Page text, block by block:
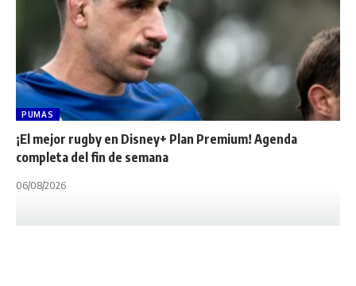
PUMAS
¡El mejor rugby en Disney+ Plan Premium! Agenda
completa del fin de semana
06/08/2026